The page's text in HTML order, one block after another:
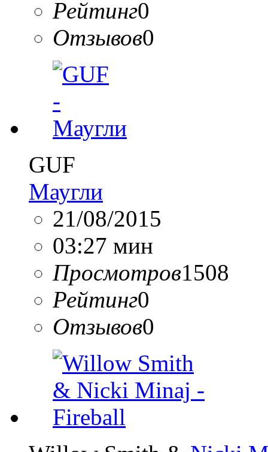
Рейтинг0
Отзывов0
GUF
Маугли
21/08/2015
03:27 мин
Просмотров1508
Рейтинг0
Отзывов0